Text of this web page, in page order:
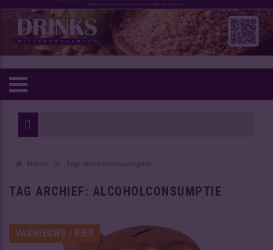
TAG ARCHIEF: ALCOHOLCONSUMPTIE
VAKNIEUWS | BIER